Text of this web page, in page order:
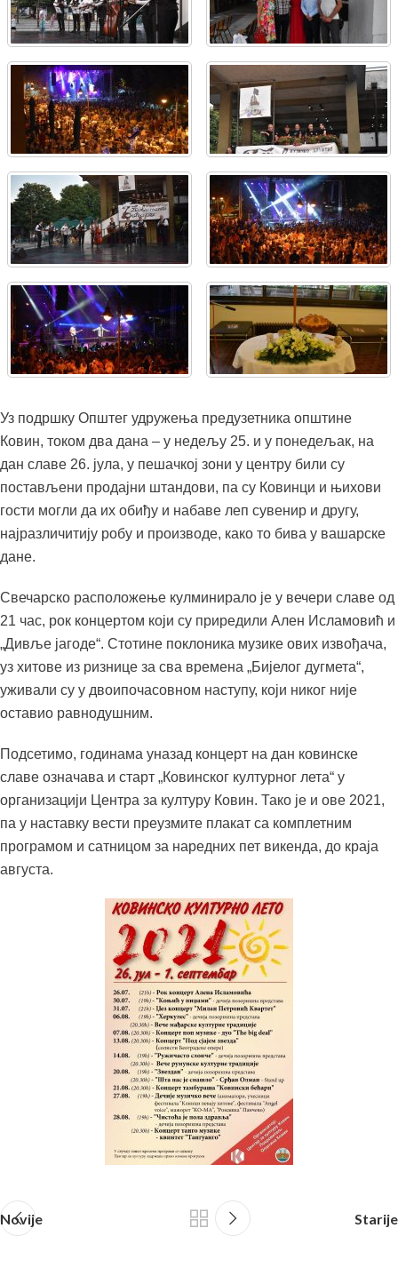
Уз подршку Општег удружења предузетника општине
Ковин, током два дана – у недељу 25. и у понедељак, на
дан славе 26. јула, у пешачкој зони у центру били су
постављени продајни штандови, па су Ковинци и њихови
гости могли да их обиђу и набаве леп сувенир и другу,
најразличитију робу и производе, како то бива у вашарске
дане.
Свечарско расположење кулминирало је у вечери славе од
21 час, рок концертом који су приредили Ален Исламовић и
„Дивље јагоде“. Стотине поклоника музике ових извођача,
уз хитове из ризнице за сва времена „Бијелог дугмета“,
уживали су у двоипочасовном наступу, који никог није
оставио равнодушним.
Подсетимо, годинама уназад концерт на дан ковинске
славе означава и старт „Ковинског културног лета“ у
организацији Центра за културу Ковин. Тако је и ове 2021,
па у наставку вести преузмите плакат са комплетним
програмом и сатницом за наредних пет викенда, до краја
августа.
Novije Starije